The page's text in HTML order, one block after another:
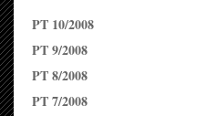
PT 10/2008
PT 9/2008
PT 8/2008
PT 7/2008